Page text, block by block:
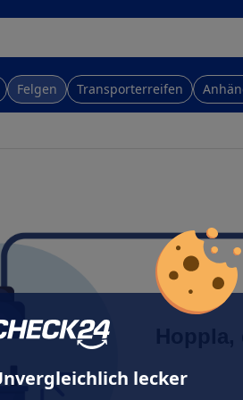
lecker
Felgen Transporterreifen